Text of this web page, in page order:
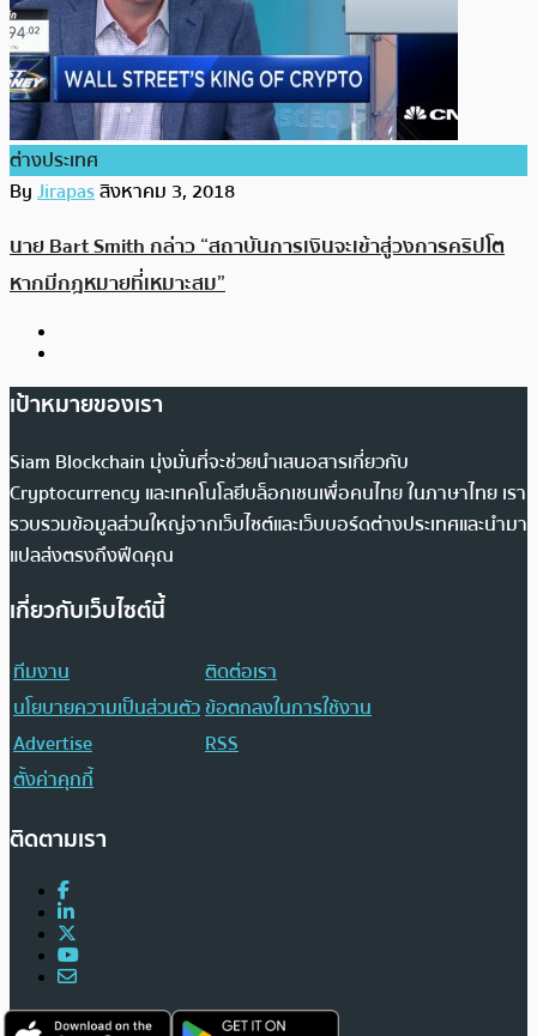
ต่างประเทศ
ByJirapasสิงหาคม 3, 2018
นาย Bart Smith กล่าว “สถาบันการเงินจะเข้าสู่วงการคริปโต
หากมีกฎหมายที่เหมาะสม”
เป้าหมายของเรา
Siam Blockchain มุ่งมั่นที่จะช่วยนำเสนอสารเกี่ยวกับ
Cryptocurrency และเทคโนโลยีบล็อกเชนเพื่อคนไทย ในภาษาไทย เรา
รวบรวมข้อมูลส่วนใหญ่จากเว็บไซต์และเว็บบอร์ดต่างประเทศและนำมา
แปลส่งตรงถึงฟีดคุณ
เกี่ยวกับเว็บไซต์นี้
ทีมงาน
ติดต่อเรา
นโยบายความเป็นส่วนตัวข้อตกลงในการใช้งาน
Advertise
RSS
ตั้งค่าคุกกี้
ติดตามเรา